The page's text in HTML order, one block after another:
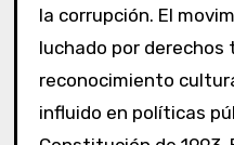
la corrupción. El
luchado por
reconocimiento
influido en políticas